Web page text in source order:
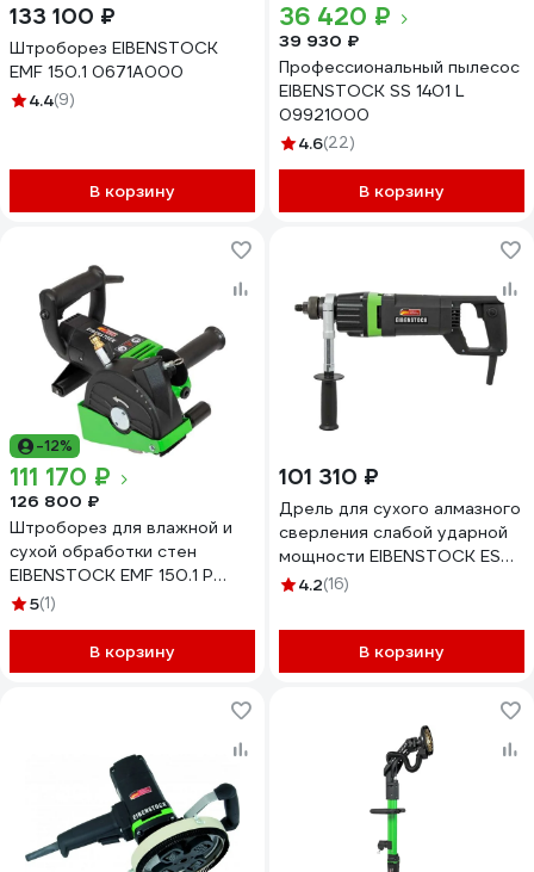
133 100 ₽
Штроборез EIBENSTOCK
EMF 150.1 0671A000
4.4(9)
В корзину
36 420 ₽
39 930 ₽
Профессиональный пылесос
EIBENSTOCK SS 1401 L
09921000
4.6(22)
В корзину
-12%
111 170 ₽
126 800 ₽
Штроборез для влажной и
сухой обработки стен
EIBENSTOCK EMF 150.1 P
0671P000
5(1)
В корзину
101 310 ₽
Дрель для сухого алмазного
сверления слабой ударной
мощности EIBENSTOCK ESD
1801 03217000
4.2(16)
В корзину